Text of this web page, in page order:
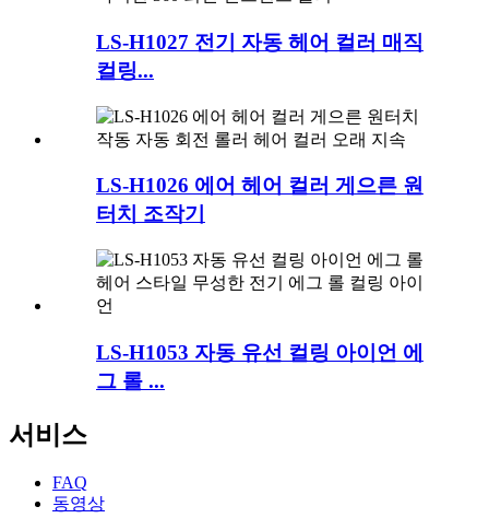
LS-H1027 전기 자동 헤어 컬러 매직
컬링...
LS-H1026 에어 헤어 컬러 게으른 원
터치 조작기
LS-H1053 자동 유선 컬링 아이언 에
그 롤 ...
서비스
FAQ
동영상